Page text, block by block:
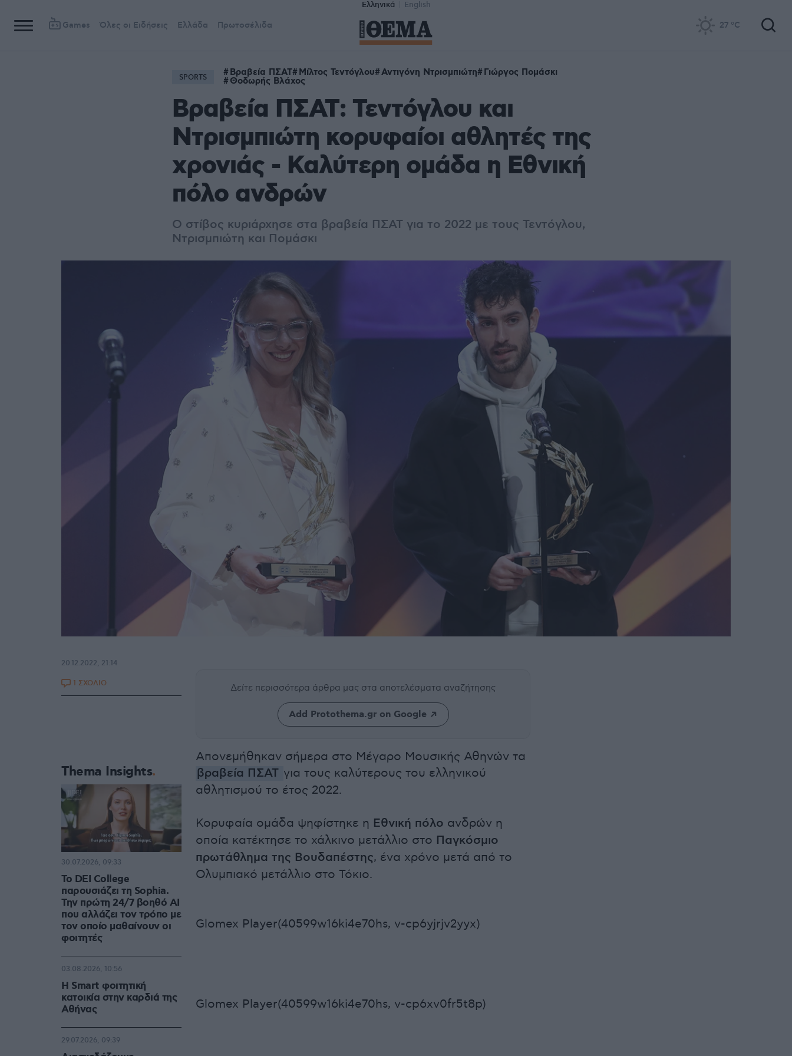
Ελληνικά English
Games Όλες οι Ειδήσεις Ελλάδα Πρωτοσέλιδα 27 °C
SPORTS Βραβεία ΠΣΑΤ Μίλτος Τεντόγλου Αντιγόνη Ντρισμπιώτη Γιώργος Πομάσκι
Θοδωρής Βλάχος
Βραβεία ΠΣΑΤ: Τεντόγλου και
Ντρισμπιώτη κορυφαίοι αθλητές της
χρονιάς - Καλύτερη ομάδα η Εθνική
πόλο ανδρών
Ο στίβος κυριάρχησε στα βραβεία ΠΣΑΤ για το 2022 με τους Τεντόγλου,
Ντρισμπιώτη και Πομάσκι
Δείτε περισσότερα άρθρα μας στα αποτελέσματα αναζήτησης
Add Protothema.gr on Google
Απονεμήθηκαν σήμερα στο Μέγαρο Μουσικής Αθηνών τα
βραβεία ΠΣΑΤ για τους καλύτερους του ελληνικού
αθλητισμού το έτος 2022.
Κορυφαία ομάδα ψηφίστηκε η Εθνική πόλο ανδρών η
οποία κατέκτησε το χάλκινο μετάλλιο στο Παγκόσμιο
πρωτάθλημα της Βουδαπέστης, ένα χρόνο μετά από το
Ολυμπιακό μετάλλιο στο Τόκιο.
Glomex Player(40599w16ki4e70hs, v-cp6yjrjv2yyx)
Glomex Player(40599w16ki4e70hs, v-cp6xv0fr5t8p)
20.12.2022, 21:14
1 ΣΧΟΛΙΟ
Thema Insights
Το DEI College
παρουσιάζει τη Sophia.
Την πρώτη 24/7 βοηθό AI
που αλλάζει τον τρόπο με
τον οποίο μαθαίνουν οι
φοιτητές
30.07.2026, 09:33
Η Smart φοιτητική
κατοικία στην καρδιά της
Αθήνας
03.08.2026, 10:56
29.07.2026, 09:39